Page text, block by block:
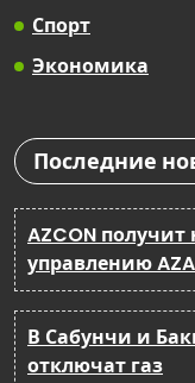
Спорт
Экономика
Последние
AZCON
управлению
В Сабунчи и
отключат газ